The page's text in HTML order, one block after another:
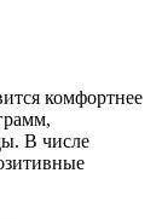
комфортнее
В числе